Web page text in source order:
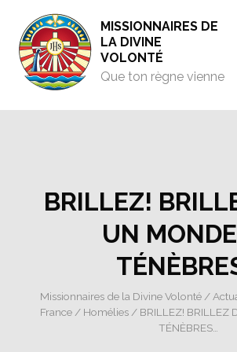
MISSIONNAIRES DE
LA DIVINE
VOLONTÉ
Que ton règne vienne
BRILLEZ!
UN
Missionnaires de la Divine Volonté /
France/ Homélies/ BRILLEZ! BRILLEZ
TÉNÈBRES…